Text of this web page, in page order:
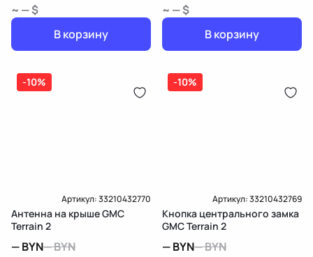
~ — $
В корзину
~ — $
В корзину
-10%
Артикул:33210432770
Антенна на крыше GMC
Terrain 2
—BYN—BYN
-10%
Артикул:33210432769
Кнопка центрального замка
GMC Terrain 2
—BYN—BYN